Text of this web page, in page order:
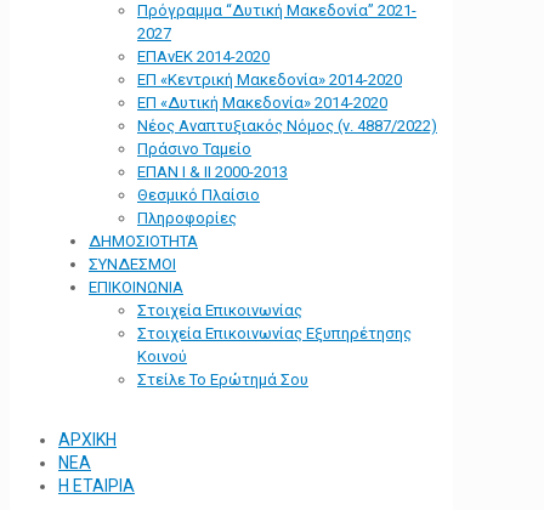
Πρόγραμμα “Δυτική Μακεδονία” 2021-
2027
ΕΠΑνΕΚ 2014-2020
ΕΠ «Kεντρική Μακεδονία» 2014-2020
ΕΠ «Δυτική Μακεδονία» 2014-2020
Νέος Αναπτυξιακός Νόμος (ν. 4887/2022)
Πράσινο Ταμείο
ΕΠΑΝ Ι & ΙΙ 2000-2013
Θεσμικό Πλαίσιο
Πληροφορίες
ΔΗΜΟΣΙΟΤΗΤΑ
ΣΥΝΔΕΣΜΟΙ
ΕΠΙΚΟΙΝΩΝΙΑ
Στοιχεία Επικοινωνίας
Στοιχεία Επικοινωνίας Εξυπηρέτησης
Κοινού
Στείλε Το Ερώτημά Σου
ΑΡΧΙΚΗ
ΝΕΑ
Η ΕΤΑΙΡΙΑ